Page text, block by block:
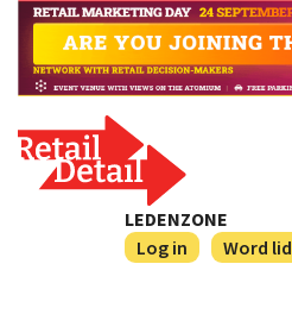
LEDENZONE
Log in
Word lid